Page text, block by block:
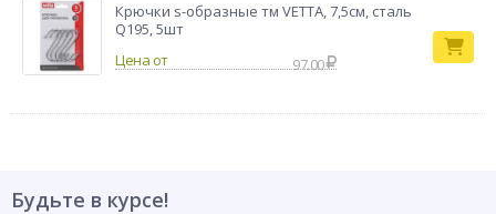
Крючки s-образные тм VETTA, 7,5см, сталь
Q195, 5шт
97.00
Будьте в курсе!